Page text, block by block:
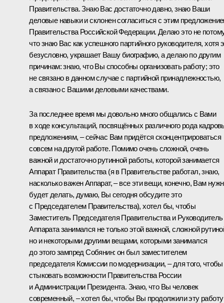
Правительства. Знаю Вас достаточно давно, знаю Ваши
деловые навыки и склонен согласиться с этим
Правительства Российской Федерации. Делаю это не
что знаю Вас как успешного партийного руководителя, хотя
безусловно, украшает Вашу биографию, а делаю по другим
причинам: знаю, что Вы способны организовать работу; это
не связано в данном случае с партийной принадлежностью,
а связано с Вашими деловыми качествами.
За последнее время мы довольно много общались с Вами
в ходе консультаций, посвящённых различного рода
предложениям, – сейчас Вам придётся сконцентрироваться
совсем на другой работе. Помимо очень сложной, очень
важной и достаточно рутинной работы, которой занимается
Аппарат Правительства (я в Правительстве работал, знаю,
насколько важен Аппарат, – все эти вещи, конечно, Вам
будет делать, думаю, Вы сегодня обсудите это
с Председателем Правительства), хотел бы, чтобы
Заместитель Председателя Правительства и Руководитель
Аппарата занимался не только этой важной, сложной
но и некоторыми другими вещами, которыми занимался
до этого зампред Собянин: он был заместителем
председателя Комиссии по модернизации, – для того, чтобы
стыковать возможности Правительства России
и Администрации Президента. Знаю, что Вы человек
современный, – хотел бы, чтобы Вы продолжили эту работу